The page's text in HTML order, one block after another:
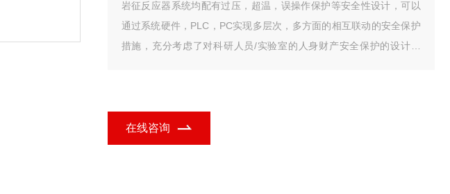
岩征反应器系统均配有过压，超温，误操作保护等安全性设计，可以
通过系统硬件，PLC，PC实现多层次，多方面的相互联动的安全保护
措施，充分考虑了对科研人员/实验室的人身财产安全保护的设计理
在线咨询